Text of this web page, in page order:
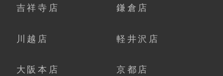
吉祥寺店 鎌倉店
川越店 軽井沢店
大阪本店 京都店